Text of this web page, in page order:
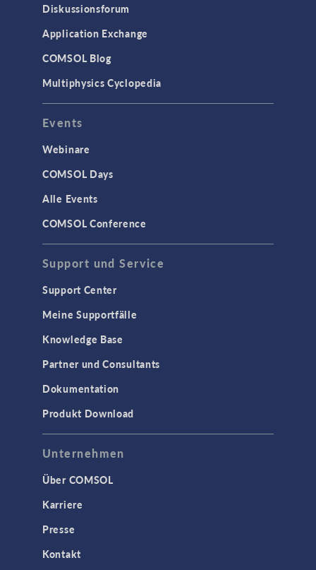
Diskussionsforum
Application Exchange
COMSOL Blog
Multiphysics Cyclopedia
Events
Webinare
COMSOL Days
Alle Events
COMSOL Conference
Support und Service
Support Center
Meine Supportfälle
Knowledge Base
Partner und Consultants
Dokumentation
Produkt Download
Unternehmen
Über COMSOL
Karriere
Presse
Kontakt